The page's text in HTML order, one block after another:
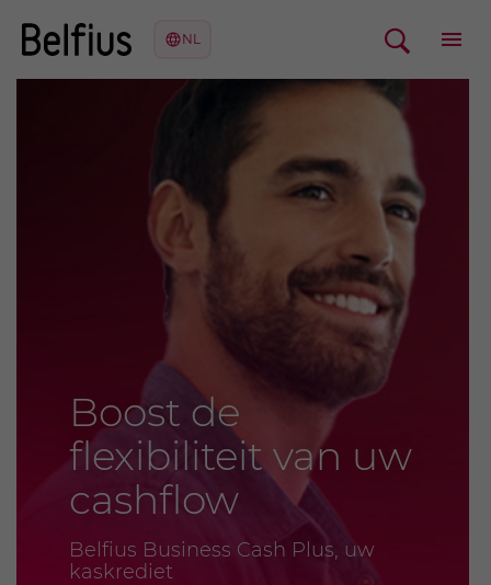
Boost de
flexibiliteit van uw
cashflow
Belfius Business Cash Plus, uw
kaskrediet